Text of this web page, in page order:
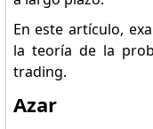
En este artículo,
la teoría de la
trading.
Azar